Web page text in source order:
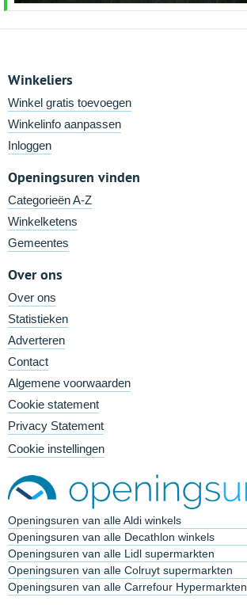
Winkeliers
Winkel gratis toevoegen
Winkelinfo aanpassen
Inloggen
Openingsuren vinden
Categorieën A-Z
Winkelketens
Gemeentes
Over ons
Over ons
Statistieken
Adverteren
Contact
Algemene voorwaarden
Cookie statement
Privacy Statement
Cookie instellingen
Openingsuren van alle Aldi winkels
Openingsuren van alle Decathlon winkels
Openingsuren van alle Lidl supermarkten
Openingsuren van alle Colruyt supermarkten
Openingsuren van alle Carrefour Hypermarkten